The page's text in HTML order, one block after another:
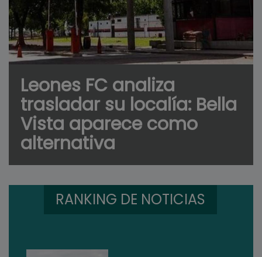
Leones FC analiza
trasladar su localía: Bella
Vista aparece como
alternativa
RANKING DE NOTICIAS